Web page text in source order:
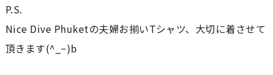
P.S.
Nice Dive Phuketの夫婦お揃いTシャツ、大切に着させて
頂きます(^_−)b